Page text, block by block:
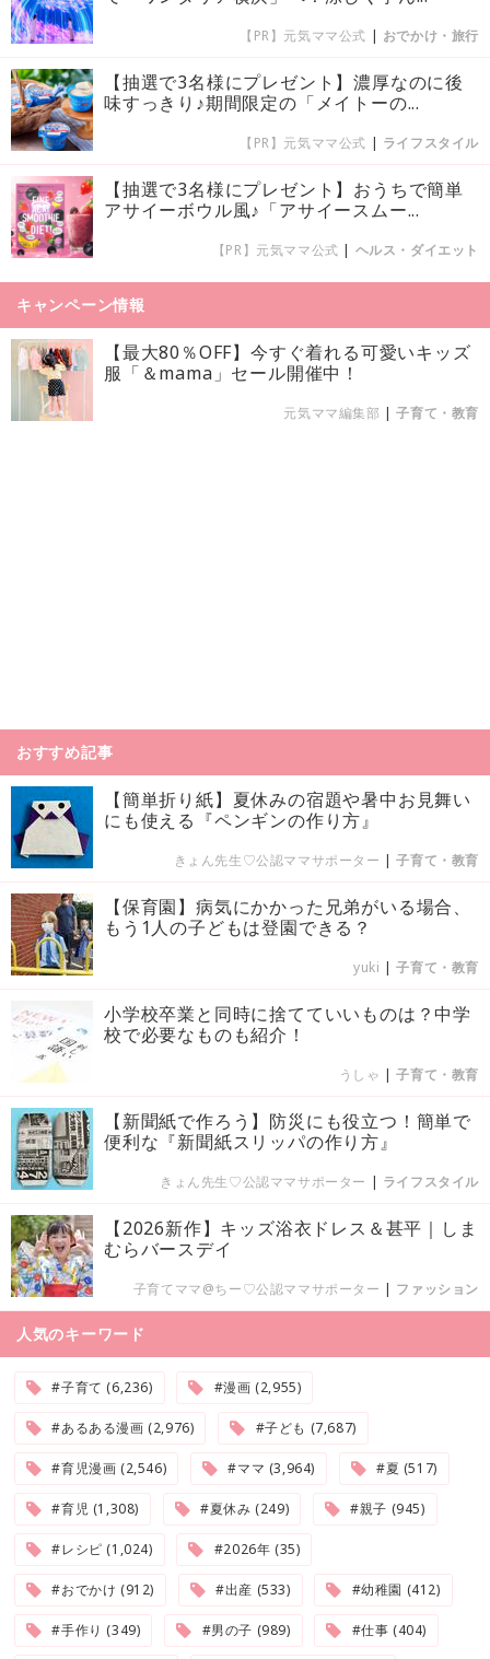
【PR】元気ママ公式 | おでかけ・旅行
【抽選で3名様にプレゼント】濃厚なのに後
味すっきり♪期間限定の「メイトーの...
【PR】元気ママ公式 | ライフスタイル
【抽選で3名様にプレゼント】おうちで簡単
アサイーボウル風♪「アサイースムー...
【PR】元気ママ公式 | ヘルス・ダイエット
キャンペーン情報
【最大80％OFF】今すぐ着れる可愛いキッズ
服「＆mama」セール開催中！
元気ママ編集部 |子育て・教育
おすすめ記事
【簡単折り紙】夏休みの宿題や暑中お見舞い
にも使える『ペンギンの作り方』
きょん先生♡公認ママサポーター |子育て・教育
【保育園】病気にかかった兄弟がいる場合、
もう1人の子どもは登園できる？
yuki |子育て・教育
小学校卒業と同時に捨てていいものは？中学
校で必要なものも紹介！
うしゃ |子育て・教育
【新聞紙で作ろう】防災にも役立つ！簡単で
便利な『新聞紙スリッパの作り方』
きょん先生♡公認ママサポーター | ライフスタイル
【2026新作】キッズ浴衣ドレス＆甚平｜しま
むらバースデイ
子育てママ@ちー♡公認ママサポーター | ファッション
人気のキーワード
#子育て (6,236) #漫画 (2,955)
#あるある漫画 (2,976) #子ども (7,687)
#育児漫画 (2,546) #ママ (3,964) #夏 (517)
#育児 (1,308) #夏休み (249) #親子 (945)
#レシピ (1,024) #2026年 (35)
#おでかけ (912) #出産 (533) #幼稚園 (412)
#手作り (349) #男の子 (989) #仕事 (404)